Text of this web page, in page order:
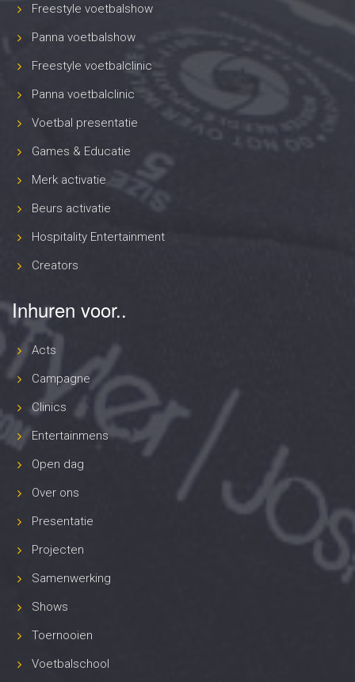
Freestyle voetbalshow
Panna voetbalshow
Freestyle voetbalclinic
Panna voetbalclinic
Voetbal presentatie
Games & Educatie
Merk activatie
Beurs activatie
Hospitality Entertainment
Creators
Inhuren voor..
Acts
Campagne
Clinics
Entertainmens
Open dag
Over ons
Presentatie
Projecten
Samenwerking
Shows
Toernooien
Voetbalschool